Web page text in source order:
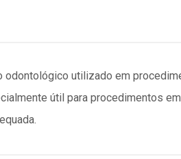
utilizado em
útil para procedimentos